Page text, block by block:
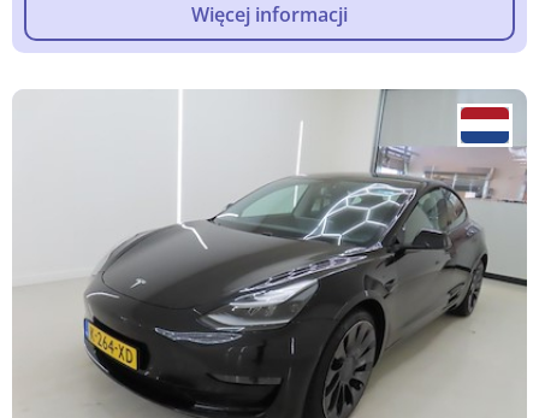
Więcej informacji